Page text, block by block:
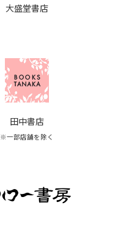
大盛堂書店
田中書店
※一部店舗を除く